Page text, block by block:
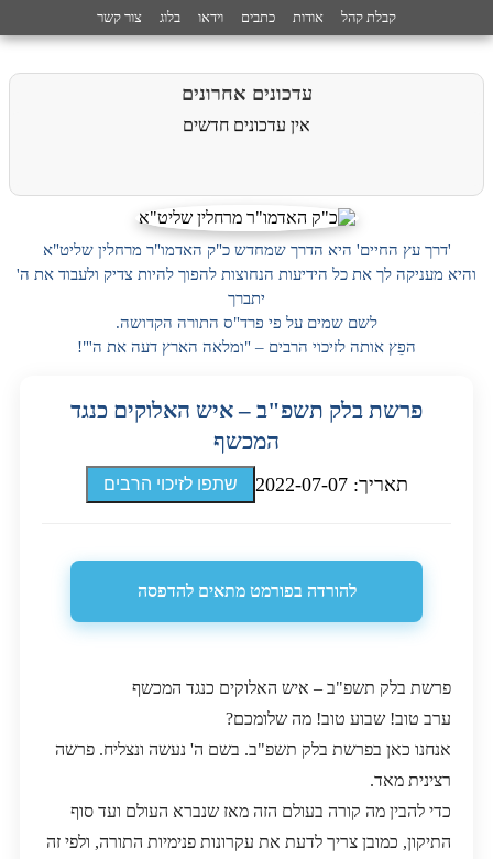
קבלת קהל אודות כתבים וידאו בלוג צור קשר
עדכונים אחרונים
אין עדכונים חדשים
'דרך עץ החיים' היא הדרך שמחדש כ"ק האדמו"ר מרחלין שליט"א
והיא מעניקה לך את כל הידיעות הנחוצות להפוך להיות צדיק ולעבוד את ה'
יתברך
לשם שמים על פי פרד"ס התורה הקדושה.
הפֵץ אותה לזיכוי הרבים – "ומלאה הארץ דעה את ה'"!
פרשת בלק תשפ"ב – איש האלוקים כנגד
המכשף
תאריך: 2022-07-07 שתפו לזיכוי הרבים
להורדה בפורמט מתאים להדפסה
פרשת בלק תשפ"ב – איש האלוקים כנגד המכשף
ערב טוב! שבוע טוב! מה שלומכם?
אנחנו כאן בפרשת בלק תשפ"ב. בשם ה' נעשה ונצליח. פרשה
רצינית מאד.
כדי להבין מה קורה בעולם הזה מאז שנברא העולם ועד סוף
התיקון, כמובן צריך לדעת את עקרונות פנימיות התורה, ולפי זה